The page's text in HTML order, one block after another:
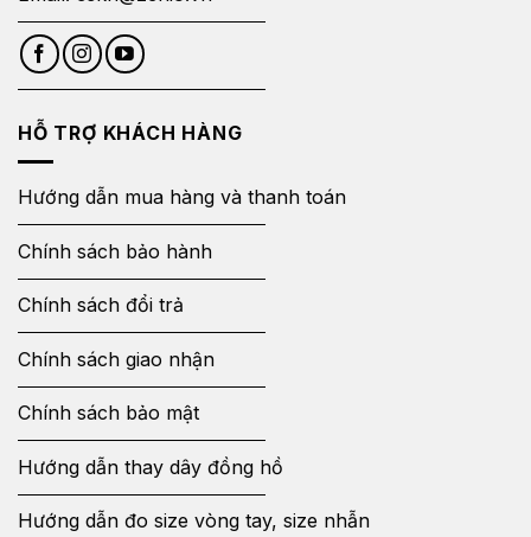
HỖ TRỢ KHÁCH HÀNG
Hướng dẫn mua hàng và thanh toán
Chính sách bảo hành
Chính sách đổi trả
Chính sách giao nhận
Chính sách bảo mật
Hướng dẫn thay dây đồng hồ
Hướng dẫn đo size vòng tay, size nhẫn